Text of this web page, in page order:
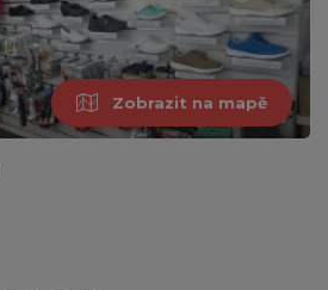
Zobrazit na mapě